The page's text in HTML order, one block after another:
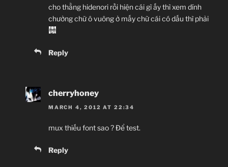
cho thằng hidenori rồi hiện cái gì ấy thì xem dính
chưởng chữ ô vuông ở mấy chữ cái có dấu thì phải
Reply
cherryhoney
MARCH 4, 2012 AT 22:34
mux thiếu font sao ? Để test.
Reply